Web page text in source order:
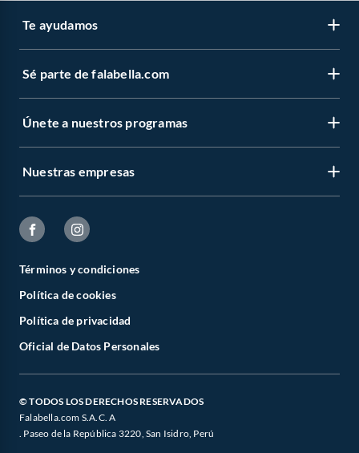
Te ayudamos
Sé parte de falabella.com
Únete a nuestros programas
Nuestras empresas
Términos y condiciones
Política de cookies
Política de privacidad
Oficial de Datos Personales
© TODOS LOS DERECHOS RESERVADOS
Falabella.com S.A.C. A
. Paseo de la República 3220, San Isidro, Perú